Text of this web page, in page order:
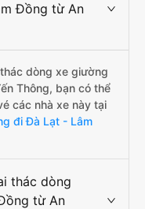
Đồng từ An
dòng xe giường
Thông, bạn có thể
các nhà xe này tại
đi Đà Lạt - Lâm
thác dòng
từ An